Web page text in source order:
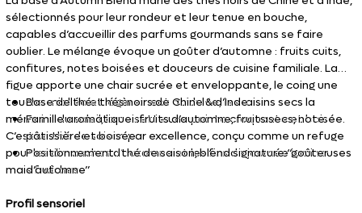
sélectionnés pour leur rondeur et leur tenue en bouche,
capables d’accueillir des parfums gourmands sans se faire
oublier. Le mélange évoque un goûter d’automne : fruits cuits,
confitures, notes boisées et douceurs de cuisine familiale. La
figue apporte une chair sucrée et enveloppante, le coing une
touche miellée et légèrement acidulée, les raisins secs la
mémoire du soleil, la noisette une pointe croquante et boisée.
C’est un thé de saison par excellence, conçu comme un refuge
pour les dimanches d’automne et les fins de journée lumineuses
mais fraîches.
Base de thé : thés noirs de Chine & d’Inde
Famille aromatique : fruits d’automne, fruits secs, note
pâtissière et boisée
Positionnement : thé de saison, blend signature “goûter
d’automne”
Profil sensoriel